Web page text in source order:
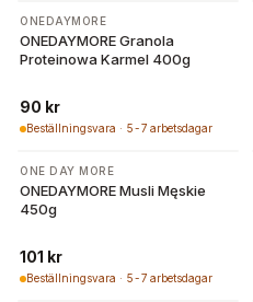
ONEDAYMORE
ONEDAYMORE Granola
Proteinowa Karmel 400g
90 kr
Beställningsvara · 5-7 arbetsdagar
ONE DAY MORE
ONEDAYMORE Musli Męskie
450g
101 kr
Beställningsvara · 5-7 arbetsdagar